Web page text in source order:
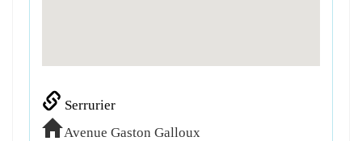
Serrurier
Avenue Gaston Galloux